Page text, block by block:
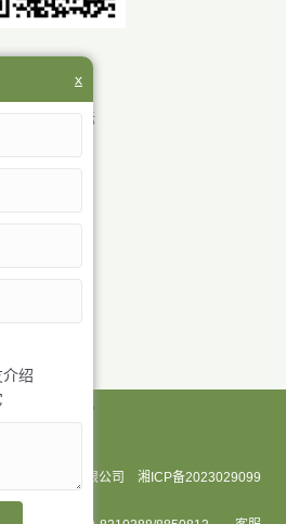
有限公司
中路华城国际
美生物科技有限公司 湘ICP备2023029099
x
绍